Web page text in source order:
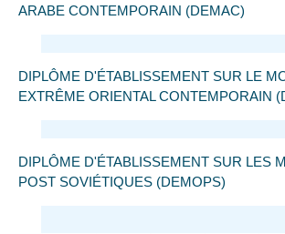
ARABE CONTEMPORAIN (DEMAC)
DIPLÔME D'ÉTABLISSEMENT SUR LE
EXTRÊME ORIENTAL CONTEMPORAIN
DIPLÔME D'ÉTABLISSEMENT SUR LES
POST SOVIÉTIQUES (DEMOPS)